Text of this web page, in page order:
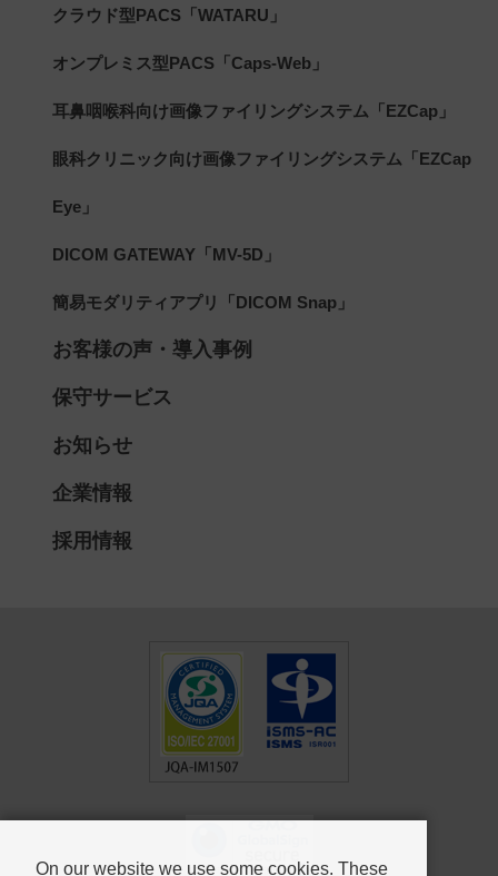
クラウド型PACS「WATARU」
オンプレミス型PACS「Caps-Web」
耳鼻咽喉科向け画像ファイリングシステム「EZCap」
眼科クリニック向け画像ファイリングシステム「EZCap
Eye」
DICOM GATEWAY「MV-5D」
簡易モダリティアプリ「DICOM Snap」
お客様の声・導入事例
保守サービス
お知らせ
企業情報
採用情報
On our website we use some cookies. These